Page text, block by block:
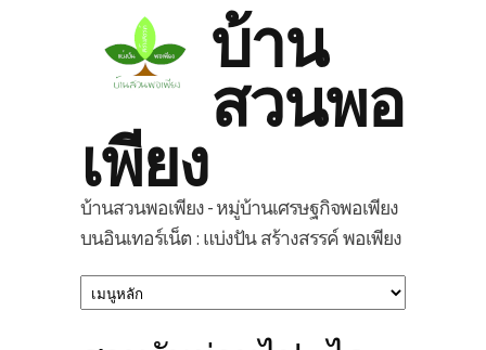
บ้าน
สวนพอ
เพียง
บ้านสวนพอเพียง - หมู่บ้านเศรษฐกิจพอเพียง
บนอินเทอร์เน็ต : แบ่งปัน สร้างสรรค์ พอเพียง